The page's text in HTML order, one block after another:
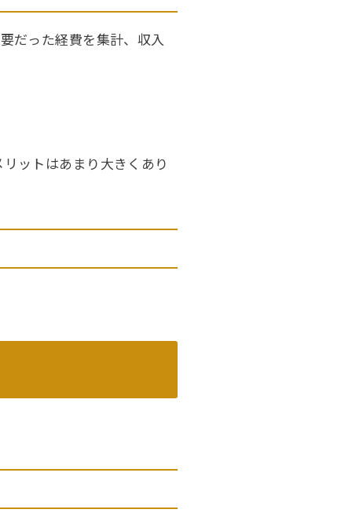
だった経費を集計、収入
ットはあまり大きくあり